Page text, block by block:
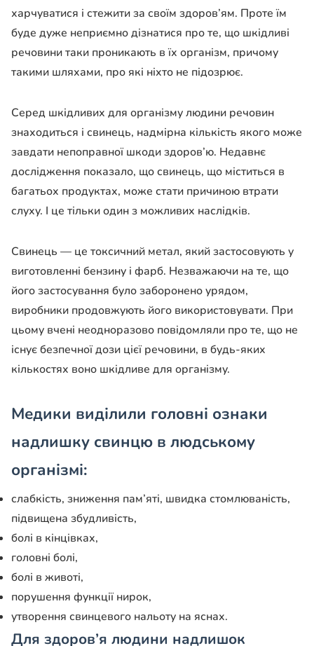
харчуватися і стежити за своїм здоров’ям. Проте їм
буде дуже неприємно дізнатися про те, що шкідливі
речовини таки проникають в їх організм, причому
такими шляхами, про які ніхто не підозрює.
Серед шкідливих для організму людини речовин
знаходиться і свинець, надмірна кількість якого може
завдати непоправної шкоди здоров’ю. Недавнє
дослідження показало, що свинець, що міститься в
багатьох продуктах, може стати причиною втрати
слуху. І це тільки один з можливих наслідків.
Свинець — це токсичний метал, який застосовують у
виготовленні бензину і фарб. Незважаючи на те, що
його застосування було заборонено урядом,
виробники продовжують його використовувати. При
цьому вчені неодноразово повідомляли про те, що не
існує безпечної дози цієї речовини, в будь-яких
кількостях воно шкідливе для організму.
Медики виділили головні ознаки
надлишку свинцю в людському
організмі:
слабкість, зниження пам’яті, швидка стомлюваність,
підвищена збудливість,
болі в кінцівках,
головні болі,
болі в животі,
порушення функції нирок,
утворення свинцевого нальоту на яснах.
Для здоров’я людини надлишок